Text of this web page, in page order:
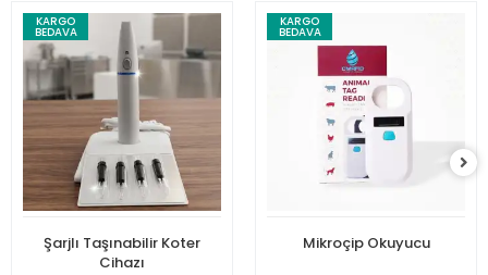
KARGO
BEDAVA
Şarjlı Taşınabilir Koter
Cihazı
KARGO
BEDAVA
Mikroçip Okuyucu